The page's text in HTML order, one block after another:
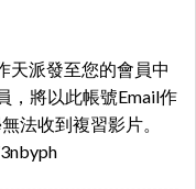
天派發至您的會員中
，將以此帳號Email作
法收到複習影片。